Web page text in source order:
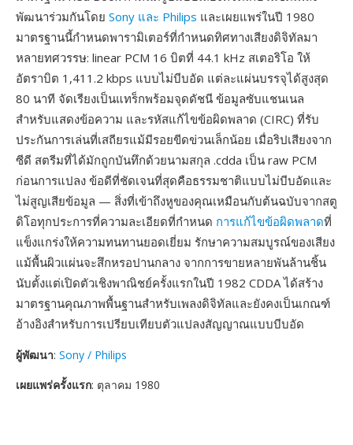
พัฒนาร่วมกันโดย Sony และ Philips และเผยแพร่ในปี 1980
มาตรฐานนี้กำหนดพารามิเตอร์ที่กำหนดทิศทางเสียงดิจิทัลมา
หลายทศวรรษ: linear PCM 16 บิตที่ 44.1 kHz สเตอริโอ ให้
อัตราบิต 1,411.2 kbps แบบไม่บีบอัด แต่ละแผ่นบรรจุได้สูงสุด
80 นาที จัดเรียงเป็นแทร็กพร้อมจุดดัชนี ข้อมูลซับแชนเนล
สำหรับแสดงข้อความ และรหัสแก้ไขข้อผิดพลาด (CIRC) ที่รับ
ประกันการเล่นที่เสถียรแม้มีรอยขีดข่วนเล็กน้อย เมื่อริปเสียงจาก
ซีดี สตรีมที่ได้มักถูกบันทึกด้วยนามสกุล .cdda เป็น raw PCM
ก่อนการแปลง ข้อดีที่ชัดเจนที่สุดคือธรรมชาติแบบไม่บีบอัดและ
ไม่สูญเสียข้อมูล — สิ่งที่เข้าถึงหูของคุณเหมือนกับต้นฉบับจากสตู
ดิโอทุกประการที่ความละเอียดที่กำหนด การแก้ไขข้อผิดพลาดที่
แข็งแกร่งให้ความทนทานยอดเยี่ยม รักษาความสมบูรณ์ของเสียง
แม้พื้นผิวแผ่นจะสึกหรอปานกลาง จากการขายหลายพันล้านชิ้น
นับตั้งแต่เปิดตัวเชิงพาณิชย์ครั้งแรกในปี 1982 CDDA ได้สร้าง
มาตรฐานคุณภาพพื้นฐานสำหรับเพลงดิจิทัลและยังคงเป็นเกณฑ์
อ้างอิงสำหรับการเปรียบเทียบตัวแปลงสัญญาณแบบบีบอัด
ผู้พัฒนา: Sony / Philips
เผยแพร่ครั้งแรก: ตุลาคม 1980